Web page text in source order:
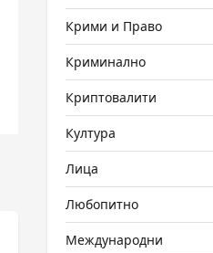
Крими и Право
Криминално
Криптовалити
Култура
Лица
Любопитно
Международни